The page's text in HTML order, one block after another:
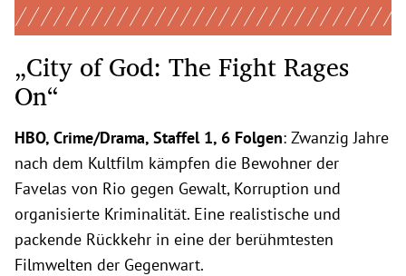
„City of God: The Fight Rages
On“
HBO, Crime/Drama, Staffel 1, 6 Folgen: Zwanzig Jahre
nach dem Kultfilm kämpfen die Bewohner der
Favelas von Rio gegen Gewalt, Korruption und
organisierte Kriminalität. Eine realistische und
packende Rückkehr in eine der berühmtesten
Filmwelten der Gegenwart.